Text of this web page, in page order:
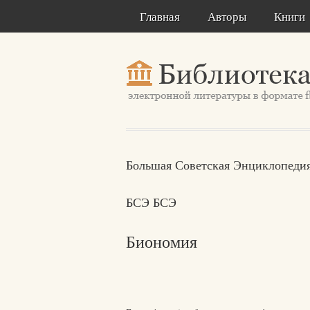
Главная Авторы Книги
Большая Советская
БСЭ БСЭ
Биономия